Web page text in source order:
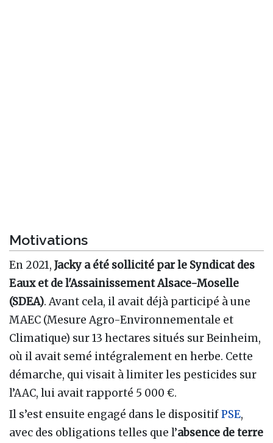
Motivations
En 2021, Jacky a été sollicité par le Syndicat des
Eaux et de l'Assainissement Alsace-Moselle
(SDEA). Avant cela, il avait déjà participé à une
MAEC (Mesure Agro-Environnementale et
Climatique) sur 13 hectares situés sur Beinheim,
où il avait semé intégralement en herbe. Cette
démarche, qui visait à limiter les pesticides sur
l’AAC, lui avait rapporté 5 000 €.
Il s’est ensuite engagé dans le dispositifPSE,
avec des obligations telles que l’absence de terre